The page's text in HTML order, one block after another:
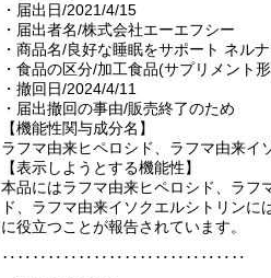
・届出日/2021/4/15
・届出者名/株式会社エーエフシー
・商品名/良好な睡眠をサポート ネルナ
・食品の区分/加工食品(サプリメント
・撤回日/2024/4/11
・届出撤回の事由/販売終了のため
【機能性関与成分名】
ラフマ由来ヒペロシド、ラフマ由来イ
【表示しようとする機能性】
本品にはラフマ由来ヒペロシド、ラフ
ド、ラフマ由来イソクエルシトリン
に役立つことが報告されています。
‥‥‥‥‥‥‥‥‥‥‥‥‥‥‥‥